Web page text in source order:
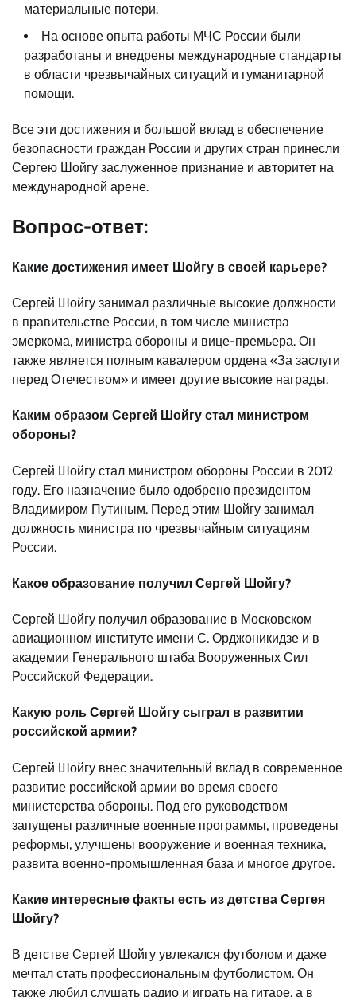
материальные потери.
На основе опыта работы МЧС России были
разработаны и внедрены международные стандарты
в области чрезвычайных ситуаций и гуманитарной
помощи.
Все эти достижения и большой вклад в обеспечение
безопасности граждан России и других стран принесли
Сергею Шойгу заслуженное признание и авторитет на
международной арене.
Вопрос-ответ:
Какие достижения имеет Шойгу в своей карьере?
Сергей Шойгу занимал различные высокие должности
в правительстве России, в том числе министра
эмеркома, министра обороны и вице-премьера. Он
также является полным кавалером ордена «За заслуги
перед Отечеством» и имеет другие высокие награды.
Каким образом Сергей Шойгу стал министром
обороны?
Сергей Шойгу стал министром обороны России в 2012
году. Его назначение было одобрено президентом
Владимиром Путиным. Перед этим Шойгу занимал
должность министра по чрезвычайным ситуациям
России.
Какое образование получил Сергей Шойгу?
Сергей Шойгу получил образование в Московском
авиационном институте имени С. Орджоникидзе и в
академии Генерального штаба Вооруженных Сил
Российской Федерации.
Какую роль Сергей Шойгу сыграл в развитии
российской армии?
Сергей Шойгу внес значительный вклад в современное
развитие российской армии во время своего
министерства обороны. Под его руководством
запущены различные военные программы, проведены
реформы, улучшены вооружение и военная техника,
развита военно-промышленная база и многое другое.
Какие интересные факты есть из детства Сергея
Шойгу?
В детстве Сергей Шойгу увлекался футболом и даже
мечтал стать профессиональным футболистом. Он
также любил слушать радио и играть на гитаре, а в